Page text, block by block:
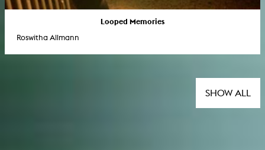
Looped Memories
Roswitha Allmann
SHOW ALL